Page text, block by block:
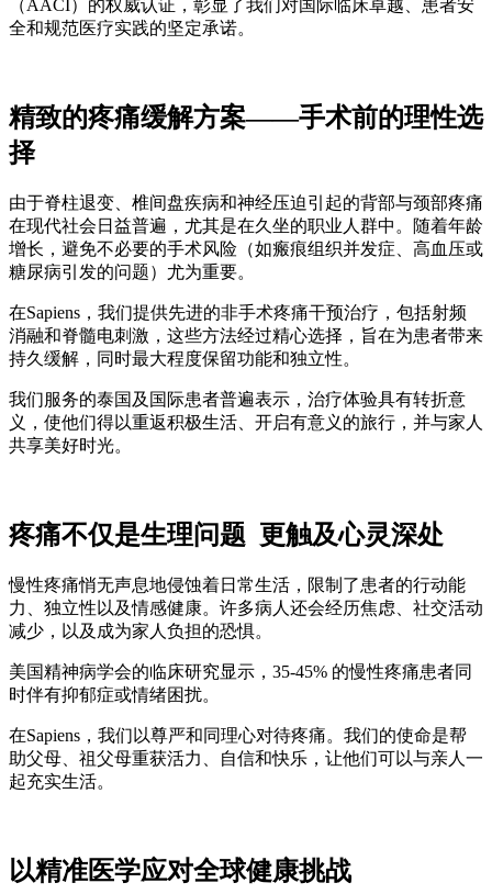
（AACI）的权威认证，彰显了我们对国际临床卓越、患者安
全和规范医疗实践的坚定承诺。
精致的疼痛缓解方案——手术前的理性选
择
由于脊柱退变、椎间盘疾病和神经压迫引起的背部与颈部疼痛
在现代社会日益普遍，尤其是在久坐的职业人群中。随着年龄
增长，避免不必要的手术风险（如瘢痕组织并发症、高血压或
糖尿病引发的问题）尤为重要。
在Sapiens，我们提供先进的非手术疼痛干预治疗，包括射频
消融和脊髓电刺激，这些方法经过精心选择，旨在为患者带来
持久缓解，同时最大程度保留功能和独立性。
我们服务的泰国及国际患者普遍表示，治疗体验具有转折意
义，使他们得以重返积极生活、开启有意义的旅行，并与家人
共享美好时光。
疼痛不仅是生理问题 更触及心灵深处
慢性疼痛悄无声息地侵蚀着日常生活，限制了患者的行动能
力、独立性以及情感健康。许多病人还会经历焦虑、社交活动
减少，以及成为家人负担的恐惧。
美国精神病学会的临床研究显示，35-45% 的慢性疼痛患者同
时伴有抑郁症或情绪困扰。
在Sapiens，我们以尊严和同理心对待疼痛。我们的使命是帮
助父母、祖父母重获活力、自信和快乐，让他们可以与亲人一
起充实生活。
以精准医学应对全球健康挑战